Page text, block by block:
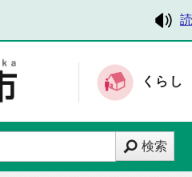
くらし
検索